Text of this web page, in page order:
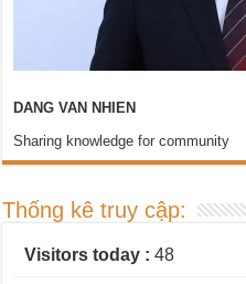
DANG VAN NHIEN
Sharing knowledge for community
Thống kê truy cập:
Visitors today :48